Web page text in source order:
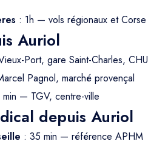
: 1h — vols régionaux et Corse
Auriol
Port, gare Saint-Charles, CHU
Pagnol, marché provençal
— TGV, centre-ville
depuis Auriol
: 35 min — référence APHM